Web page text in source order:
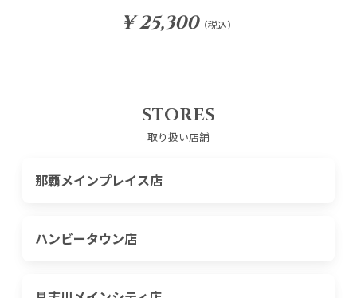
¥ 25,300（税込）
STORES
取り扱い店舗
那覇メインプレイス店
ハンビータウン店